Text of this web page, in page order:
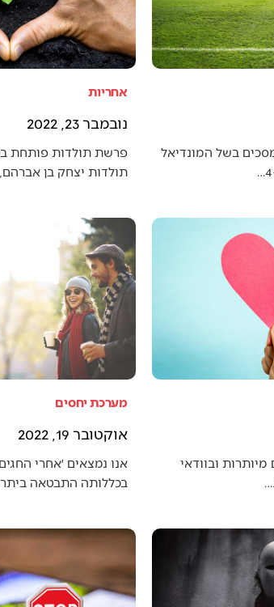
בשל המונדיאל
אחריות
נובמבר 23, 2022
פרשת תולדות פותחת
תולדות יצחק בן
מיותרות ובוודאי
מערכת יחסים
אוקטובר 19, 2022
אנו נמצאים ׳אחרי
בכללותה התבטאה